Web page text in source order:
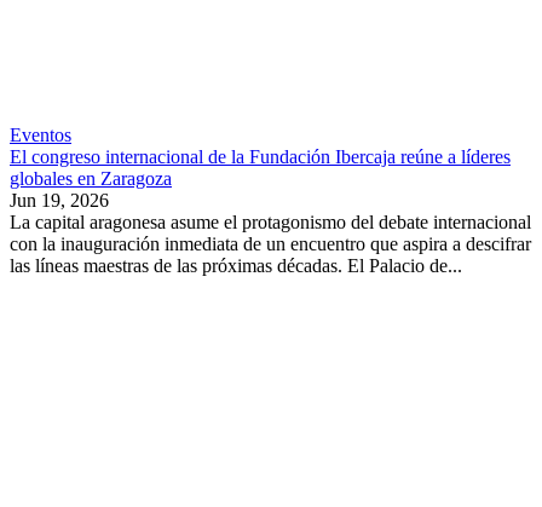
Eventos
El congreso internacional de la Fundación Ibercaja reúne a líderes
globales en Zaragoza
Jun 19, 2026
La capital aragonesa asume el protagonismo del debate internacional
con la inauguración inmediata de un encuentro que aspira a descifrar
las líneas maestras de las próximas décadas. El Palacio de...